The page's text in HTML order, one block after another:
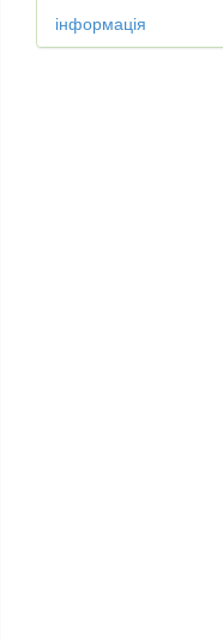
інформація